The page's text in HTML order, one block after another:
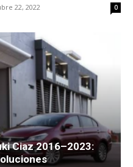
22, 2022 0
Ciaz 2016–2023: